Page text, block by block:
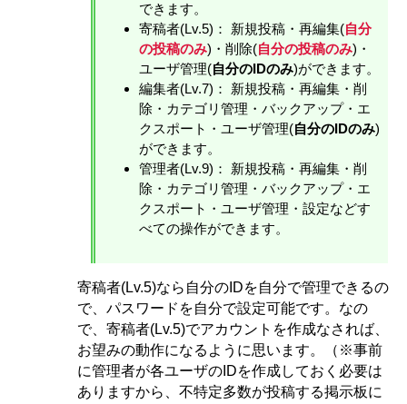
できます。
寄稿者(Lv.5)： 新規投稿・再編集(自分
の投稿のみ)・削除(自分の投稿のみ)・
ユーザ管理(自分のIDのみ)ができます。
編集者(Lv.7)： 新規投稿・再編集・削
除・カテゴリ管理・バックアップ・エ
クスポート・ユーザ管理(自分のIDのみ)
ができます。
管理者(Lv.9)： 新規投稿・再編集・削
除・カテゴリ管理・バックアップ・エ
クスポート・ユーザ管理・設定などす
べての操作ができます。
寄稿者(Lv.5)なら自分のIDを自分で管理できるの
で、パスワードを自分で設定可能です。なの
で、寄稿者(Lv.5)でアカウントを作成なされば、
お望みの動作になるように思います。（※事前
に管理者が各ユーザのIDを作成しておく必要は
ありますから、不特定多数が投稿する掲示板に